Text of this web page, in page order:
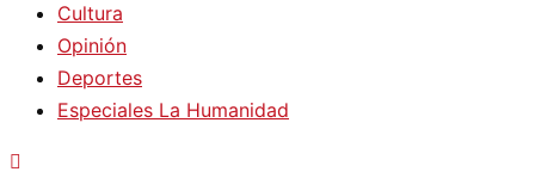
Cultura
Opinión
Deportes
Especiales La Humanidad